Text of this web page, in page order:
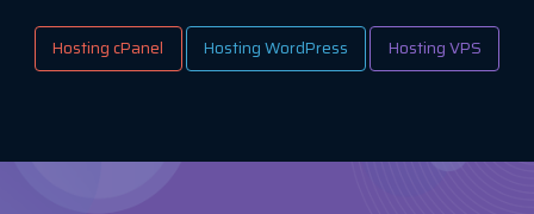
Hosting cPanel Hosting WordPress Hosting VPS